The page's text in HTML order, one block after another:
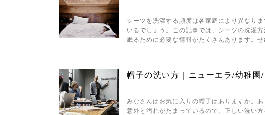
シーツを洗濯する頻度は各家庭により異なり
いるでしょう。この記事では、シーツの洗濯
眠るために必要な情報がたくさんあります。ぜ
帽子の洗い方｜ニューエラ/幼稚園
みなさんはお気に入りの帽子はありますか。
意外と汚れがたまっているので、正しい洗い